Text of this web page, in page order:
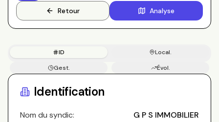
Retour Analyse
ID
Local.
Gest.
Évol.
Identification
Nom du syndic:
G P S IMMOBILIER